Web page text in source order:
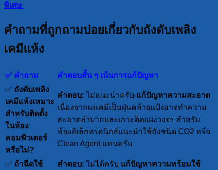
พิเศษ
คำถามที่ถูกถามบ่อยเกี่ยวกับถังดับเพลิง
เคมีแห้ง
✅ คำถาม
คำตอบสั้น ๆ เน้นการแก้ปัญหา
✅ ถังดับเพลิง
เคมีแห้งเหมาะ
สำหรับติดตั้ง
ในห้อง
คอมพิวเตอร์
หรือไม่?
คำตอบ: ไม่แนะนำครับ แก้ปัญหาความสะอาด
เนื่องจากผงเคมีเป็นฝุ่นคล้ายแป้งอาจทำความ
สะอาดลำบากและเกาะติดแผงวงจร สำหรับ
ห้องอิเล็กทรอนิกส์แนะนำใช้ถังชนิด CO2 หรือ
Clean Agent แทนครับ
✅ ถ้าฉีดใช้
คำตอบ: ไม่ได้ครับ แก้ปัญหาความพร้อมใช้